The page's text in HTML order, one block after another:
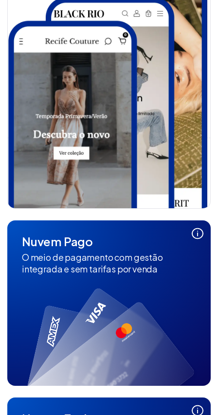
Nuvem Pago
O meio de pagamento com gestão
integrada e sem tarifas por venda